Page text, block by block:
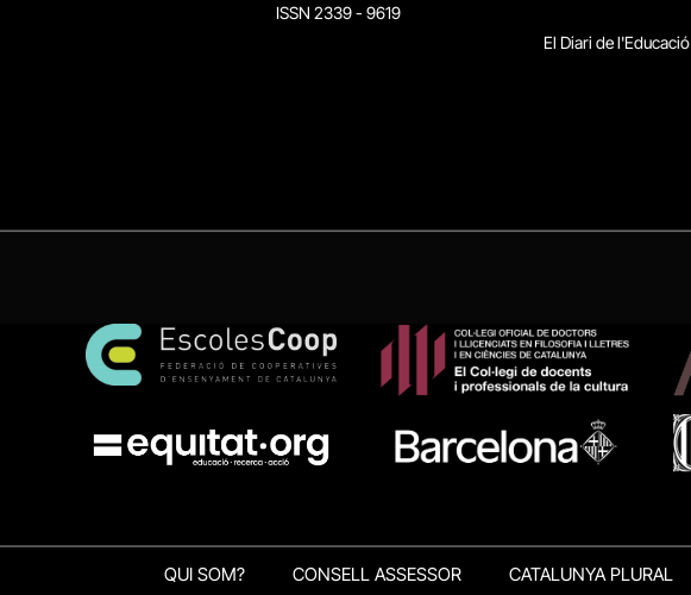
ISSN 2339 - 9619
El Diari de l'Educació
QUI SOM? CONSELL ASSESSOR CATALUNYA PLURAL